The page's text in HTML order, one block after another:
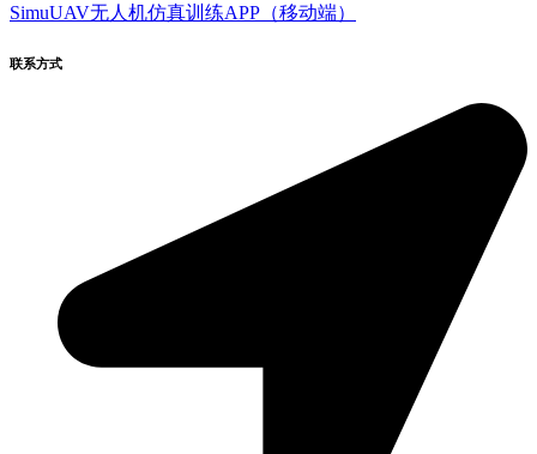
SimuUAV无人机仿真训练APP（移动端）
联系方式